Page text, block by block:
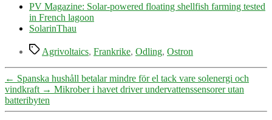
PV Magazine: Solar-powered floating shellfish farming tested
in French lagoon
SolarinThau
Etiketter
Agrivoltaics, Frankrike, Odling, Ostron
← Spanska hushåll betalar mindre för el tack vare solenergi och
vindkraft → Mikrober i havet driver undervattenssensorer utan
batteribyten